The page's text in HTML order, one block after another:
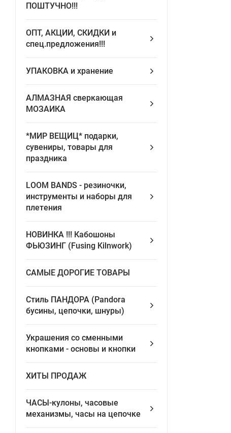
ПОШТУЧНО!!!
ОПТ, АКЦИИ, СКИДКИ и
спец.предложения!!!
УПАКОВКА и хранение
АЛМАЗНАЯ сверкающая
МОЗАИКА
*МИР ВЕЩИЦ* подарки,
сувениры, товары для
праздника
LOOM BANDS - pезиночки,
инструменты и наборы для
плетения
НОВИНКА !!! Кабошоны
ФЬЮЗИНГ (Fusing Kilnwork)
САМЫЕ ДОРОГИЕ ТОВАРЫ
Стиль ПАНДОРА (Pandora
бусины, цепочки, шнуры)
Украшения со сменными
кнопками - основы и кнопки
ХИТЫ ПРОДАЖ
ЧАСЫ-кулоны, часовые
механизмы, часы на цепочке